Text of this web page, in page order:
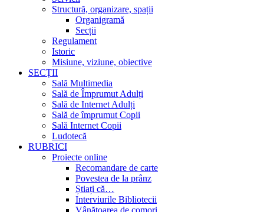
Structură, organizare, spații
Organigramă
Secții
Regulament
Istoric
Misiune, viziune, obiective
SECȚII
Sală Multimedia
Sală de Împrumut Adulți
Sală de Internet Adulți
Sală de împrumut Copii
Sală Internet Copii
Ludotecă
RUBRICI
Proiecte online
Recomandare de carte
Povestea de la prânz
Știați că…
Interviurile Bibliotecii